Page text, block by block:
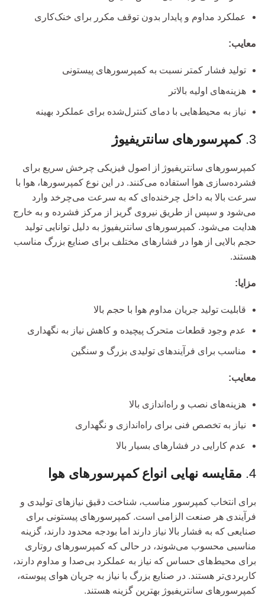
عملکرد مداوم و پایدار بدون توقف مکرر برای خنک‌کاری
معایب:
تولید فشار کمتر نسبت به کمپرسورهای پیستونی
هزینه‌های اولیه بالاتر
نیاز به محیط‌هایی با دمای کنترل‌شده برای عملکرد بهینه
3. کمپرسورهای سانتریفیوژ
کمپرسورهای سانتریفیوژ از اصول فیزیکی چرخش سریع برای
فشرده‌سازی هوا استفاده می‌کنند. در این نوع کمپرسورها، هوا با
سرعت بالا به داخل چرخنده‌ای که به سرعت می‌چرخد وارد
می‌شود و سپس از طریق نیروی گریز از مرکز فشرده و به خارج
هدایت می‌شود. کمپرسورهای سانتریفیوژ به دلیل توانایی تولید
حجم بالایی از هوا در فشارهای مختلف برای صنایع بزرگ مناسب
هستند.
مزایا:
قابلیت تولید جریان مداوم هوا با حجم بالا
عدم وجود قطعات متحرک پیچیده و کاهش نیاز به نگهداری
مناسب برای فرآیندهای تولیدی بزرگ و سنگین
معایب:
هزینه‌های نصب و راه‌اندازی بالا
نیاز به تخصص فنی برای راه‌اندازی و نگهداری
عدم کارایی در فشارهای بسیار بالا
4. مقایسه نهایی انواع کمپرسورهای هوا
برای انتخاب کمپرسور مناسب، شناخت دقیق نیازهای تولیدی و
فرآیندی هر صنعت الزامی است. کمپرسورهای پیستونی برای
صنایعی که به فشار بالا نیاز دارند اما بودجه محدود دارند، گزینه
مناسبی محسوب می‌شوند، در حالی که کمپرسورهای روتاری
برای محیط‌های حساس که نیاز به عملکرد بی‌صدا و مداوم دارند،
کاربردی‌تر هستند. در صنایع بزرگ با نیاز به جریان هوای پیوسته،
کمپرسورهای سانتریفیوژ بهترین گزینه هستند.